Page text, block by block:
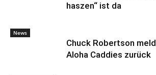
haszen“ ist da
News
Chuck Robertson
Aloha Caddies zurück